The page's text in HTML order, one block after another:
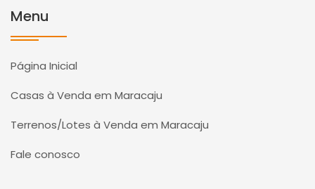
Menu
Página Inicial
Casas à Venda em Maracaju
Terrenos/Lotes à Venda em Maracaju
Fale conosco